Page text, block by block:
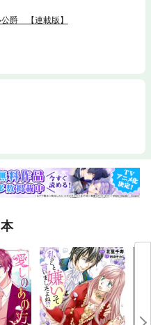
爵 【連載版】